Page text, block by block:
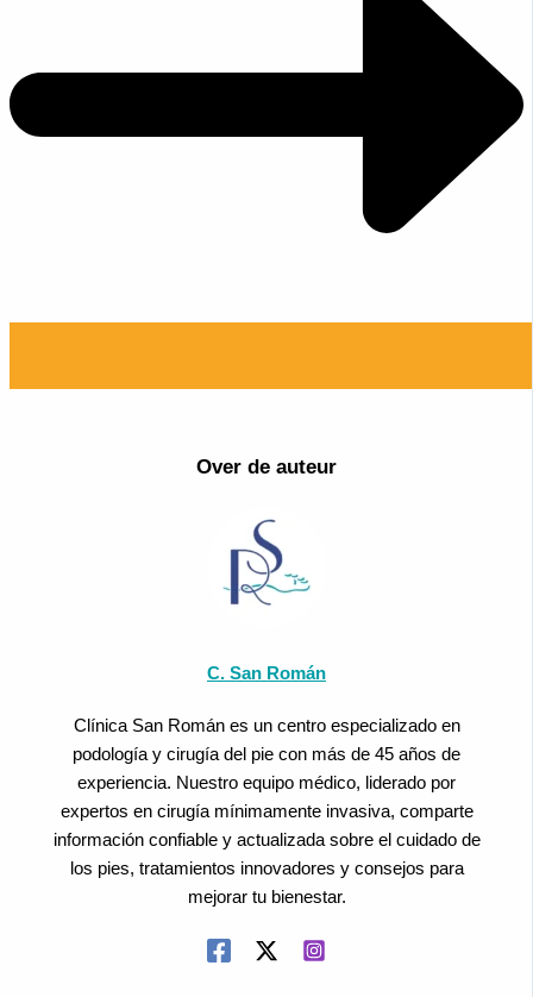
Over de auteur
C. San Román
Clínica San Román es un centro especializado en
podología y cirugía del pie con más de 45 años de
experiencia. Nuestro equipo médico, liderado por
expertos en cirugía mínimamente invasiva, comparte
información confiable y actualizada sobre el cuidado de
los pies, tratamientos innovadores y consejos para
mejorar tu bienestar.